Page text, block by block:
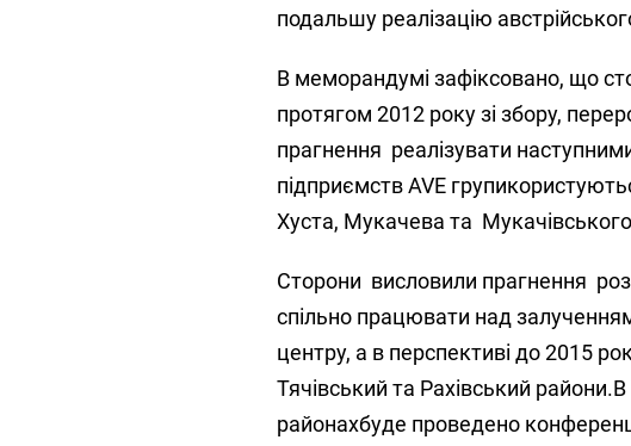
подальшу реалізацію
В меморандумі зафіксовано, що
протягом 2012 року зі збору,
прагнення реалізувати
підприємств AVE
Хуста, Мукачева та
Сторони висловили прагнення
спільно працювати над
центру, а в перспективі до 2015
Тячівський та Рахівський
районахбуде проведено